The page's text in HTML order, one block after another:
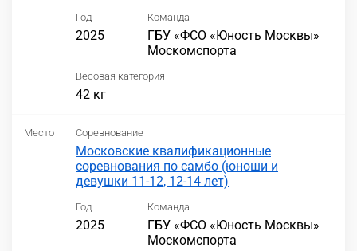
Год
2025
Команда
ГБУ «ФСО «Юность Москвы»
Москомспорта
Весовая категория
42 кг
Место Соревнование
Московские квалификационные
соревнования по самбо (юноши и
девушки 11-12, 12-14 лет)
Год
2025
Команда
ГБУ «ФСО «Юность Москвы»
Москомспорта